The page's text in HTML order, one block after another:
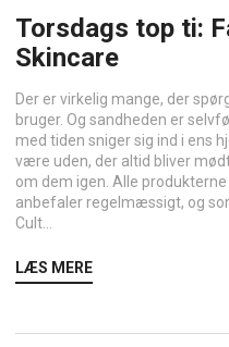
Torsdags top ti:
Skincare
Der er virkelig mange, der
bruger. Og sandheden er
med tiden sniger sig ind i ens
være uden, der altid bliver
om dem igen. Alle
anbefaler regelmæssigt, og
Cult...
LÆS MERE